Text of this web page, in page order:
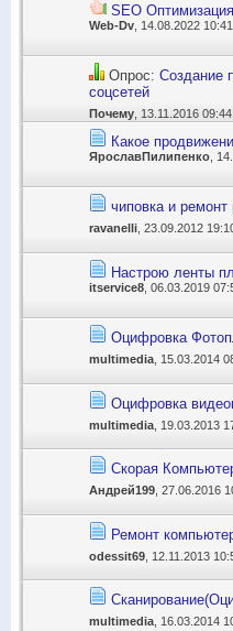
SEO
Web-Dv , 14.08.2022 10:41
Опрос: Создание
соцсетей
Почему , 13.11.2016 09:44
Какое
ЯрославПилипенко ,
чиповка и
ravanelli , 23.09.2012
Настрою ленты
itservice8 , 06.03.2019
Оцифровка
multimedia , 15.03.2014
Оцифровка
multimedia , 19.03.2013
Скорая
Андрей199 , 27.06.2016
Ремонт
odessit69 , 12.11.2013
multimedia , 16.03.2014